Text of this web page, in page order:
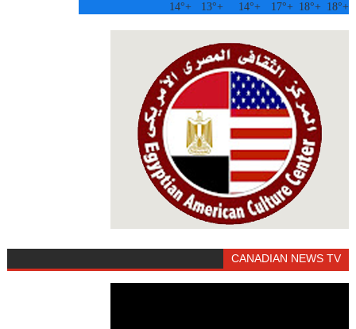
+
18°
+
18°
+
17°
+
14°
+
13°
+
14°
CANADIAN NEWS TV